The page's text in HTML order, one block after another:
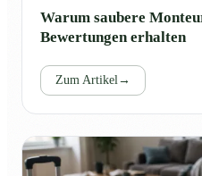
Warum saubere
Bewertungen erhalten
Zum Artikel→